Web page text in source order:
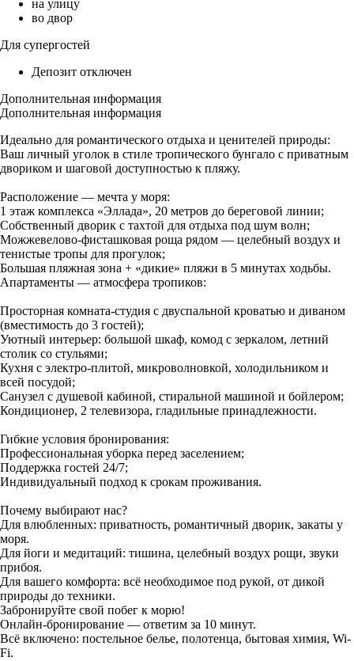
на улицу
во двор
Для супергостей
Депозит отключен
Дополнительная информация
Дополнительная информация
Идеально для романтического отдыха и ценителей природы:
Ваш личный уголок в стиле тропического бунгало с приватным
двориком и шаговой доступностью к пляжу.
Расположение — мечта у моря:
1 этаж комплекса «Эллада», 20 метров до береговой линии;
Собственный дворик с тахтой для отдыха под шум волн;
Можжевелово-фисташковая роща рядом — целебный воздух и
тенистые тропы для прогулок;
Большая пляжная зона + «дикие» пляжи в 5 минутах ходьбы.
Апартаменты — атмосфера тропиков:
Просторная комната-студия с двуспальной кроватью и диваном
(вместимость до 3 гостей);
Уютный интерьер: большой шкаф, комод с зеркалом, летний
столик со стульями;
Кухня с электро-плитой, микроволновкой, холодильником и
всей посудой;
Санузел с душевой кабиной, стиральной машиной и бойлером;
Кондиционер, 2 телевизора, гладильные принадлежности.
Гибкие условия бронирования:
Профессиональная уборка перед заселением;
Поддержка гостей 24/7;
Индивидуальный подход к срокам проживания.
Почему выбирают нас?
Для влюбленных: приватность, романтичный дворик, закаты у
моря.
Для йоги и медитаций: тишина, целебный воздух рощи, звуки
прибоя.
Для вашего комфорта: всё необходимое под рукой, от дикой
природы до техники.
Забронируйте свой побег к морю!
Онлайн-бронирование — ответим за 10 минут.
Всё включено: постельное белье, полотенца, бытовая химия, Wi-
Fi.